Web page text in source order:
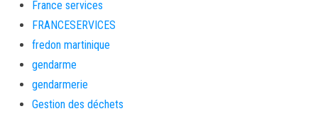
France services
FRANCESERVICES
fredon martinique
gendarme
gendarmerie
Gestion des déchets